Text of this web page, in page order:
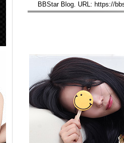
BBStar Blog. URL: https://